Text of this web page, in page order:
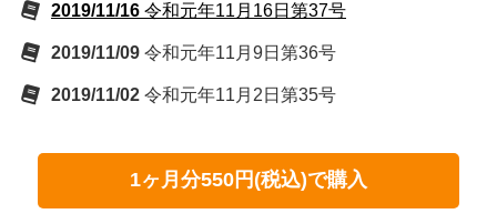
2019/11/16 令和元年11月16日第37号
2019/11/09 令和元年11月9日第36号
2019/11/02 令和元年11月2日第35号
1ヶ月分550円(税込)で購入